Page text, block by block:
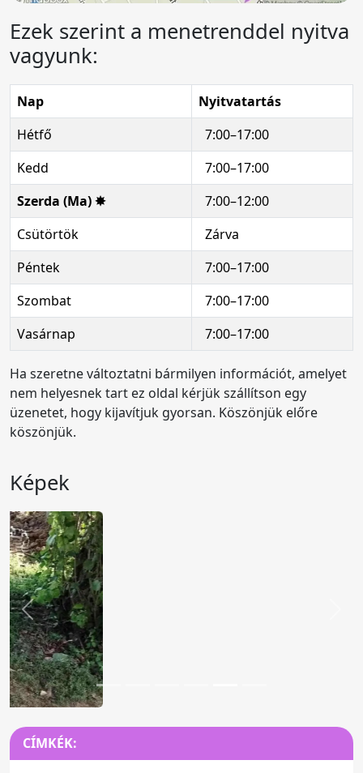
Ezek szerint a menetrenddel nyitva
vagyunk:
Nap
Nyitvatartás
Hétfő
7:00–17:00
Kedd
7:00–17:00
Szerda (Ma) ✸
7:00–12:00
Csütörtök
Zárva
Péntek
7:00–17:00
Szombat
7:00–17:00
Vasárnap
7:00–17:00
Ha szeretne változtatni bármilyen információt, amelyet
nem helyesnek tart ez oldal kérjük szállítson egy
üzenetet, hogy kijavítjuk gyorsan. Köszönjük előre
köszönjük.
Képek
Előző
CÍMKÉK: